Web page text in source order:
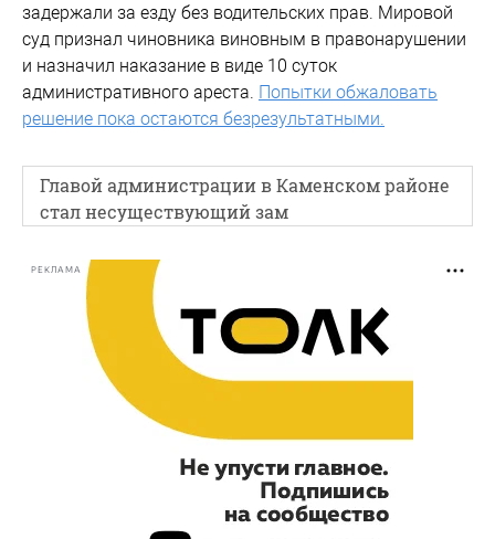
задержали за езду без водительских прав. Мировой
суд признал чиновника виновным в правонарушении
и назначил наказание в виде 10 суток
административного ареста. Попытки обжаловать
решение пока остаются безрезультатными.
Главой администрации в Каменском районе
стал несуществующий зам
РЕКЛАМА